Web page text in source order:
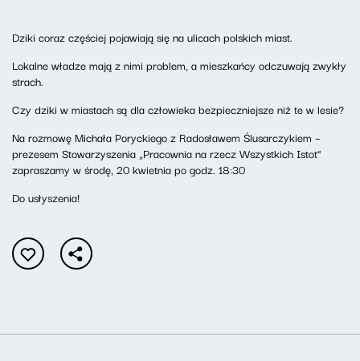
Dziki coraz częściej pojawiają się na ulicach polskich miast.
Lokalne władze mają z nimi problem, a mieszkańcy odczuwają zwykły
strach.
Czy dziki w miastach są dla człowieka bezpieczniejsze niż te w lesie?
Na rozmowę Michała Poryckiego z Radosławem Ślusarczykiem –
prezesem Stowarzyszenia „Pracownia na rzecz Wszystkich Istot”
zapraszamy w środę, 20 kwietnia po godz. 18:30
Do usłyszenia!